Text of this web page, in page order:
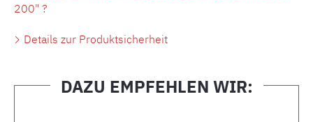
200" ?
Details zur Produktsicherheit
DAZU EMPFEHLEN WIR: